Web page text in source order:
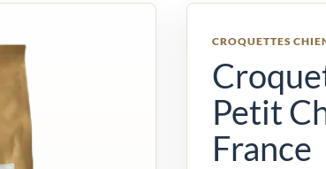
CROQUETTES
Petit
France